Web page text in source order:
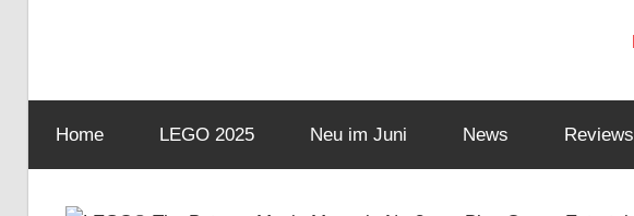
Home LEGO 2025 Neu im Juni News Reviews